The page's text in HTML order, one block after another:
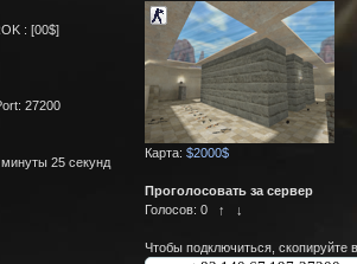
: [00$]
27200
25 секунд
Карта: $2000$
Проголосовать за сервер
Голосов: 0 ↑ ↓
Чтобы подключиться, скопируйте